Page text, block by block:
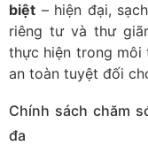
biệt – hiện đại,
riêng tư và thư
thực hiện trong môi
an toàn tuyệt đối
Chính sách chăm
đa